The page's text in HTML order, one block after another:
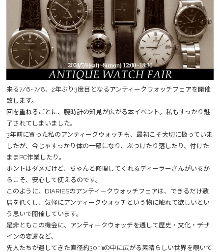
来る7/6~7/8、2年ぶり3度目となるアンティークウォッチフェアを開催
致します。
回を重ねるごとに、腕時計の知見が広がる本イベント。私もすっかり魅
了されてしまいました。
3年前に買った私のアンティークウォッチも、最初こそ大切に扱っていま
したが、今じゃすっかり体の一部になり、ぶつけたり落したり、付けた
ままPC作業したり。
ホントはダメだけど、ちゃんと修理してくれるディーラーさんがいるか
らこそ、安心して使えるのです。
このように、DIARIESのアンティークウォッチフェアは、できるだけ敷
居を低くし、気軽にアンティークウォッチという物に触れて欲しいとい
う思いで開催しています。
是非ともこの機会に、アンティークウォッチを通して歴史・文化・デザ
インの変遷など、
先人たちが遺してきた直径約30㎜の中に広がる素晴らしい世界を覗いて